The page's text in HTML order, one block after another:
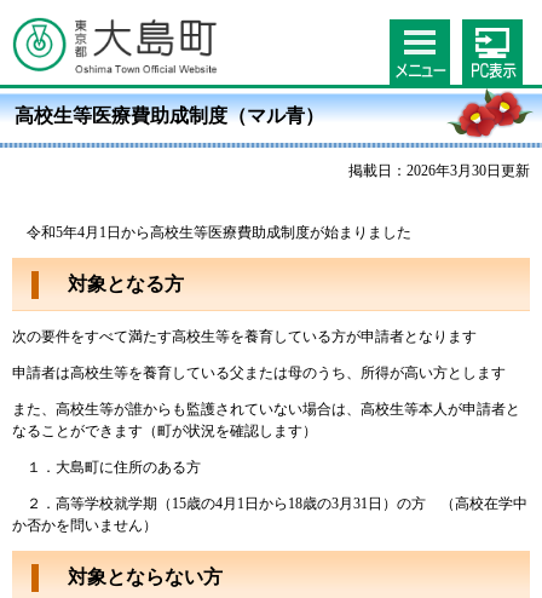
高校生等医療費助成制度（マル青）
掲載日：2026年3月30日更新
令和5年4月1日から高校生等医療費助成制度が始まりました
対象となる方
次の要件をすべて満たす高校生等を養育している方が申請者となります
申請者は高校生等を養育している父または母のうち、所得が高い方とします
また、高校生等が誰からも監護されていない場合は、高校生等本人が申請者と
なることができます（町が状況を確認します）
１．大島町に住所のある方
２．高等学校就学期（15歳の4月1日から18歳の3月31日）の方 （高校在学中
か否かを問いません）
対象とならない方